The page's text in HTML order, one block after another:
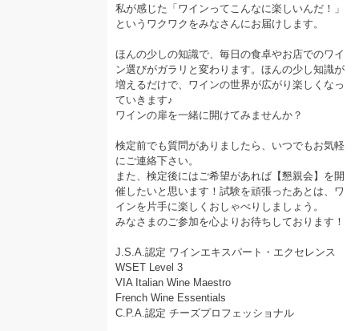
私が感じた「ワインってこんなに楽しいんだ！」
というワクワクをみなさんにお届けします。
ほんの少しの知識で、毎日の食卓やお店でのワイ
ン選びがガラリと変わります。ほんの少し知識が
増えるだけで、ワインの世界が広がり楽しくなっ
ていきます♪
ワインの扉を一緒に開けてみませんか？
検定前でも質問がありましたら、いつでもお気軽
にご連絡下さい。
また、検定後にはご希望があれば【懇親会】を開
催したいと思います！試験を頑張ったあとは、ワ
インを片手に楽しくおしゃべりしましょう。
みなさまのご参加を心よりお待ちしております！
J.S.A.認定 ワインエキスパート・エクセレンス
WSET Level 3
VIA Italian Wine Maestro
French Wine Essentials
C.P.A.認定 チーズプロフェッショナル